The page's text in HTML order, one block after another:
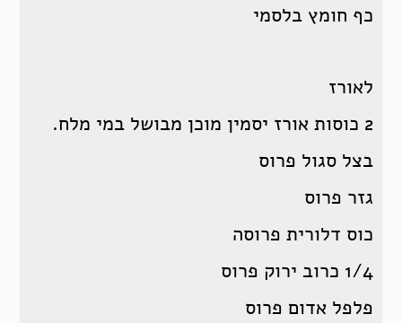
כף חומץ בלסמי
לאורז
2 כוסות אורז יסמין מוכן מבושל במי מלח.
בצל סגול פרוס
גזר פרוס
כוס דלורית פרוסה
1/4 כרוב ירוק פרוס
פלפל אדום פרוס